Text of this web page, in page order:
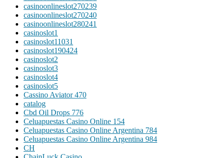
casinoonlineslot270239
casinoonlineslot270240
casinoonlineslot280241
casinoslot1
casinoslot11031
casinoslot190424
casinoslot2
casinoslot3
casinoslot4
casinoslot5
Cassino Aviator 470
catalog
Cbd Oil Drops 776
Celuapuestas Casino Online 154
Celuapuestas Casino Online Argentina 784
Celuapuestas Casino Online Argentina 984
CH